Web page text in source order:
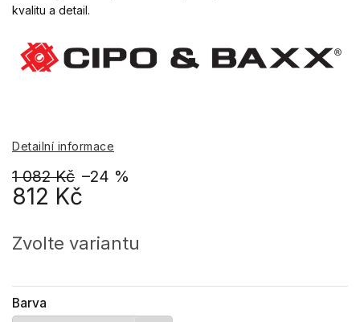
1 082 Kč –24 %
812 Kč
cena:
Zvolte variantu
Barva
kvalitu a detail.
Detailní informace